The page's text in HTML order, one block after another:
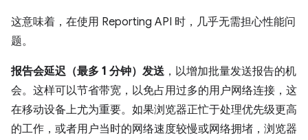
这意味着，在使用 Reporting API 时，几乎无需担心性能问
题。
报告会延迟（最多 1 分钟）发送 ，以增加批量发送报告的机
会。这样可以节省带宽，以免占用过多的用户网络连接，这
在移动设备上尤为重要。如果浏览器正忙于处理优先级更高
的工作，或者用户当时的网络速度较慢或网络拥堵，浏览器